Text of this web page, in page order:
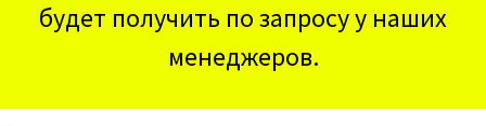
будет получить по запросу у наших
менеджеров.